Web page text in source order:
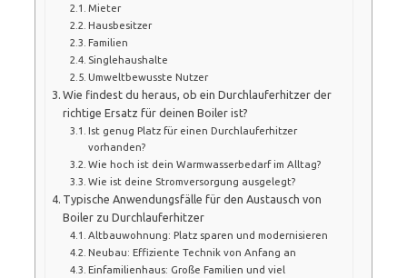
Mieter
Hausbesitzer
Familien
Singlehaushalte
Umweltbewusste Nutzer
Wie findest du heraus, ob ein Durchlauferhitzer der
richtige Ersatz für deinen Boiler ist?
Ist genug Platz für einen Durchlauferhitzer
vorhanden?
Wie hoch ist dein Warmwasserbedarf im Alltag?
Wie ist deine Stromversorgung ausgelegt?
Typische Anwendungsfälle für den Austausch von
Boiler zu Durchlauferhitzer
Altbauwohnung: Platz sparen und modernisieren
Neubau: Effiziente Technik von Anfang an
Einfamilienhaus: Große Familien und viel